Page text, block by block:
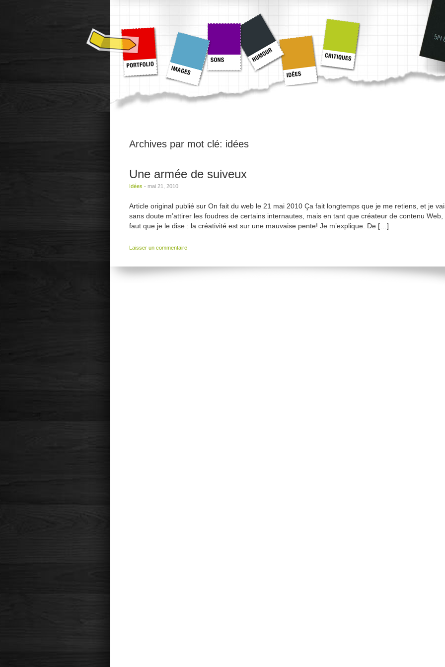
Archives par mot clé: idées
Une armée de suiveux
Idées - mai 21, 2010
Article original publié sur On fait du web le 21 mai 2010 Ça fait longtemps que je me retiens, et je
sans doute m’attirer les foudres de certains internautes, mais en tant que créateur de contenu Web,
faut que je le dise : la créativité est sur une mauvaise pente! Je m’explique. De […]
Laisser un commentaire